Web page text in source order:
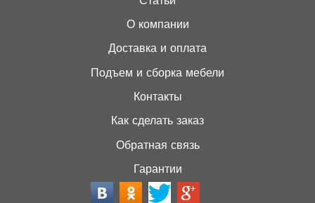
О компании
Доставка и оплата
Подъем и сборка мебели
Контакты
Как сделать заказ
Обратная связь
Гарантии